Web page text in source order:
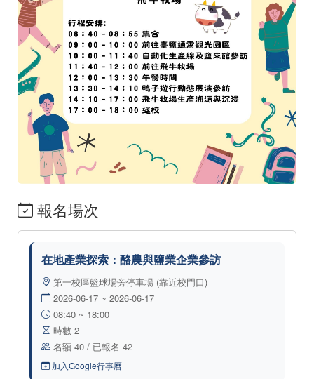
報名場次
在地產業探索：酪農與鹽業企業參訪
第一校區籃球場旁停車場 (靠近校門口)
2026-06-17 ~ 2026-06-17
08:40 ~ 18:00
時數 2
名額 40 / 已報名 42
加入Google行事曆